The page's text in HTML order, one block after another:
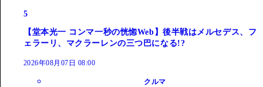
5
【堂本光一 コンマ一秒の恍惚Web】後半戦はメルセデス、フ
ェラーリ、マクラーレンの三つ巴になる!?
2026年08月07日 08:00
クルマ